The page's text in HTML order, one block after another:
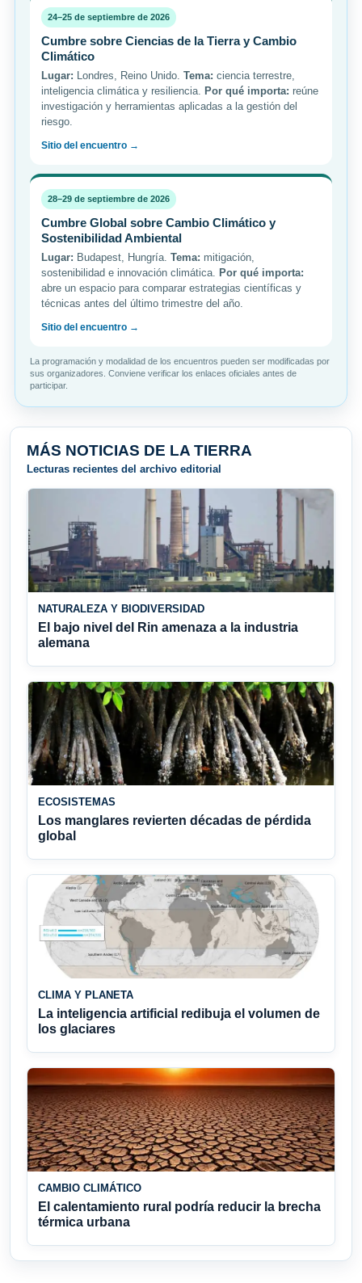
24–25 de septiembre de 2026
Cumbre sobre Ciencias de la Tierra y Cambio
Climático
Lugar: Londres, Reino Unido. Tema: ciencia terrestre,
inteligencia climática y resiliencia.
Por qué importa: reúne
investigación y herramientas aplicadas a la gestión del
riesgo.
Sitio del encuentro →
28–29 de septiembre de 2026
Cumbre Global sobre Cambio Climático y
Sostenibilidad Ambiental
Lugar: Budapest, Hungría. Tema: mitigación,
sostenibilidad e innovación climática.
Por qué importa:
abre un espacio para comparar estrategias científicas y
técnicas antes del último trimestre del año.
Sitio del encuentro →
La programación y modalidad de los encuentros pueden ser modificadas por
sus organizadores. Conviene verificar los enlaces oficiales antes de
participar.
MÁS NOTICIAS DE LA TIERRA
Lecturas recientes del archivo editorial
NATURALEZA Y BIODIVERSIDAD
El bajo nivel del Rin amenaza a la industria
alemana
ECOSISTEMAS
Los manglares revierten décadas de pérdida
global
CLIMA Y PLANETA
La inteligencia artificial redibuja el volumen de
los glaciares
CAMBIO CLIMÁTICO
El calentamiento rural podría reducir la brecha
térmica urbana